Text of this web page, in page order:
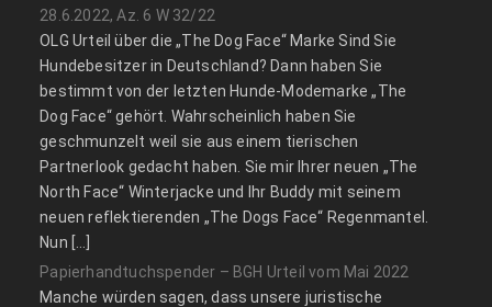
28.6.2022, Az. 6 W 32/22
OLG Urteil über die „The Dog Face“ Marke Sind Sie
Hundebesitzer in Deutschland? Dann haben Sie
bestimmt von der letzten Hunde-Modemarke „The
Dog Face“ gehört. Wahrscheinlich haben Sie
geschmunzelt weil sie aus einem tierischen
Partnerlook gedacht haben. Sie mir Ihrer neuen „The
North Face“ Winterjacke und Ihr Buddy mit seinem
neuen reflektierenden „The Dogs Face“ Regenmantel.
Nun […]
Papierhandtuchspender – BGH Urteil vom Mai 2022
Manche würden sagen, dass unsere juristische